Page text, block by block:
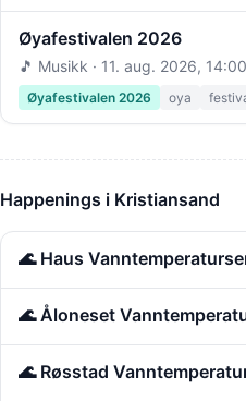
Øyafestivalen 2026
🎵 Musikk · 11. aug. 2026, 14:00
Øyafestivalen 2026 oya
Happenings i Kristiansand
🌊 Haus
🌊 Åloneset
🌊 Røsstad